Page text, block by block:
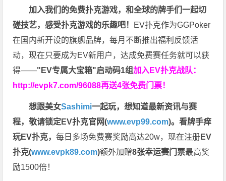
加入我们的免费扑克游戏，和全球的牌手们一起切
磋技艺，感受扑克游戏的乐趣吧！ EV扑克作为GGPoker
在国内新开设的旗舰品牌，每月不断推出福利反馈活
动，现在只要成为EV新用户，达成免费赛任务就可以获
得——"EV专属大宝箱"启动码1组加入EV扑克战队：
http://evpk7.com/96088再送4张免费门票！
想跟美女Sashimi一起玩，想知道最新资讯与赛
程，敬请锁定EV扑克官网(www.evp99.com)。看牌手痒
玩EV扑克，每日多场免费赛奖励高达20w，现在注册EV
扑克(www.evpk89.com)额外加赠8张幸运赛门票最高奖
励1500倍！